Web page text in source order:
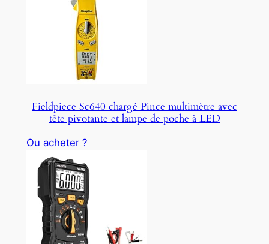
Fieldpiece Sc640 chargé Pince multimètre avec
tête pivotante et lampe de poche à LED
Ou acheter ?